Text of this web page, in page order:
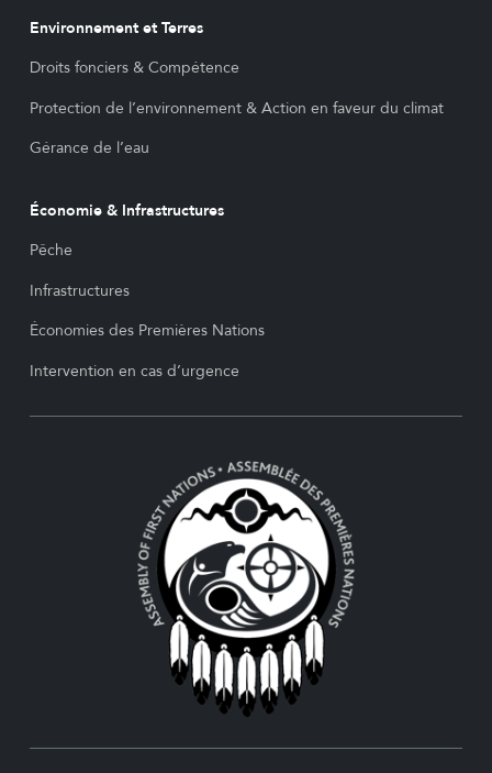
Environnement et Terres
Droits fonciers & Compétence
Protection de l’environnement & Action en faveur du climat
Gérance de l’eau
Économie & Infrastructures
Pêche
Infrastructures
Économies des Premières Nations
Intervention en cas d’urgence